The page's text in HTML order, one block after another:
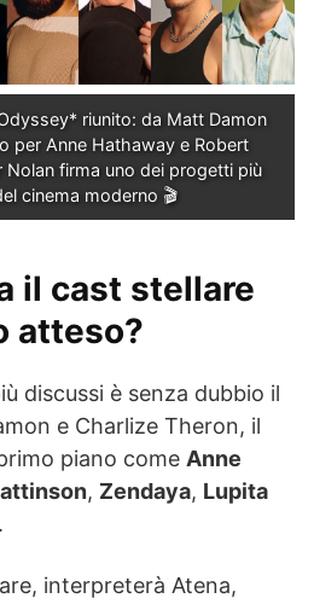
riunito: da Matt Damon
per Anne Hathaway e Robert
Nolan firma uno dei progetti più
cinema moderno 🎬
il cast stellare
atteso?
discussi è senza dubbio il
e Charlize Theron, il
piano come Anne
, Zendaya, Lupita
interpreterà Atena,